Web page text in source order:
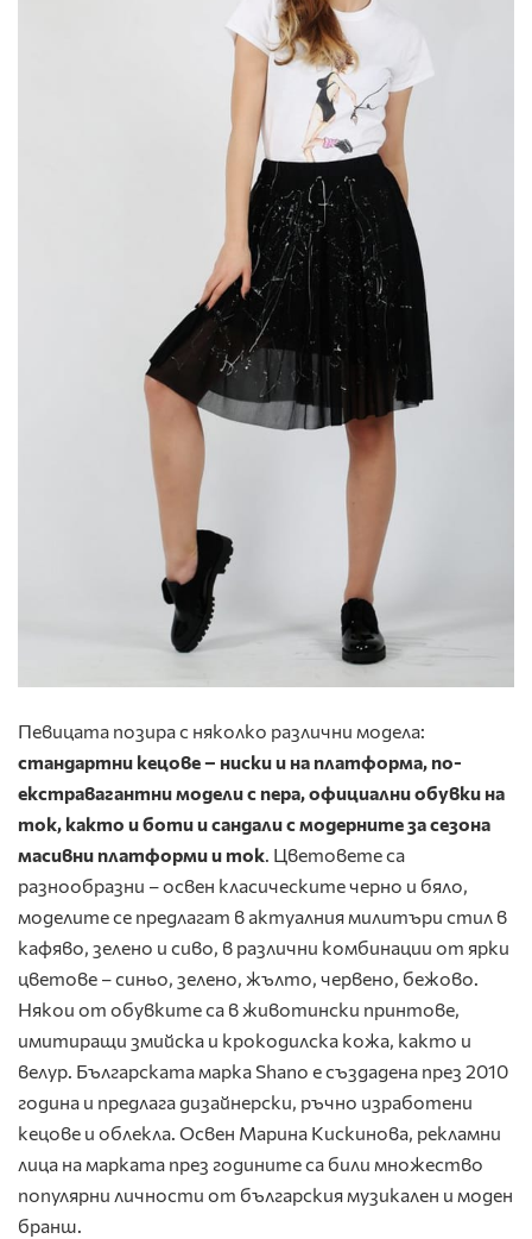
Певицата позира с няколко различни модела:
стандартни кецове – ниски и на платформа, по-
екстравагантни модели с пера, официални обувки на
ток, както и боти и сандали с модерните за сезона
масивни платформи и ток. Цветовете са
разнообразни – освен класическите черно и бяло,
моделите се предлагат в актуалния милитъри стил в
кафяво, зелено и сиво, в различни комбинации от ярки
цветове – синьо, зелено, жълто, червено, бежово.
Някои от обувките са в животински принтове,
имитиращи змийска и крокодилска кожа, както и
велур. Българската марка Shano е създадена през 2010
година и предлага дизайнерски, ръчно изработени
кецове и облекла. Освен Марина Кискинова, рекламни
лица на марката през годините са били множество
популярни личности от българския музикален и моден
бранш.